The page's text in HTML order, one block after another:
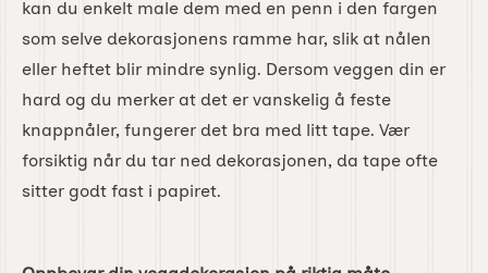
kan du enkelt male dem med en penn i den fargen
som selve dekorasjonens ramme har, slik at nålen
eller heftet blir mindre synlig. Dersom veggen din er
hard og du merker at det er vanskelig å feste
knappnåler, fungerer det bra med litt tape. Vær
forsiktig når du tar ned dekorasjonen, da tape ofte
sitter godt fast i papiret.